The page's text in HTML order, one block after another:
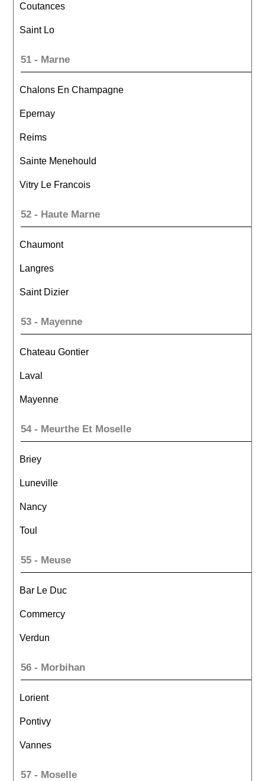
Coutances
Saint Lo
51 - Marne
Chalons En Champagne
Epernay
Reims
Sainte Menehould
Vitry Le Francois
52 - Haute Marne
Chaumont
Langres
Saint Dizier
53 - Mayenne
Chateau Gontier
Laval
Mayenne
54 - Meurthe Et Moselle
Briey
Luneville
Nancy
Toul
55 - Meuse
Bar Le Duc
Commercy
Verdun
56 - Morbihan
Lorient
Pontivy
Vannes
57 - Moselle